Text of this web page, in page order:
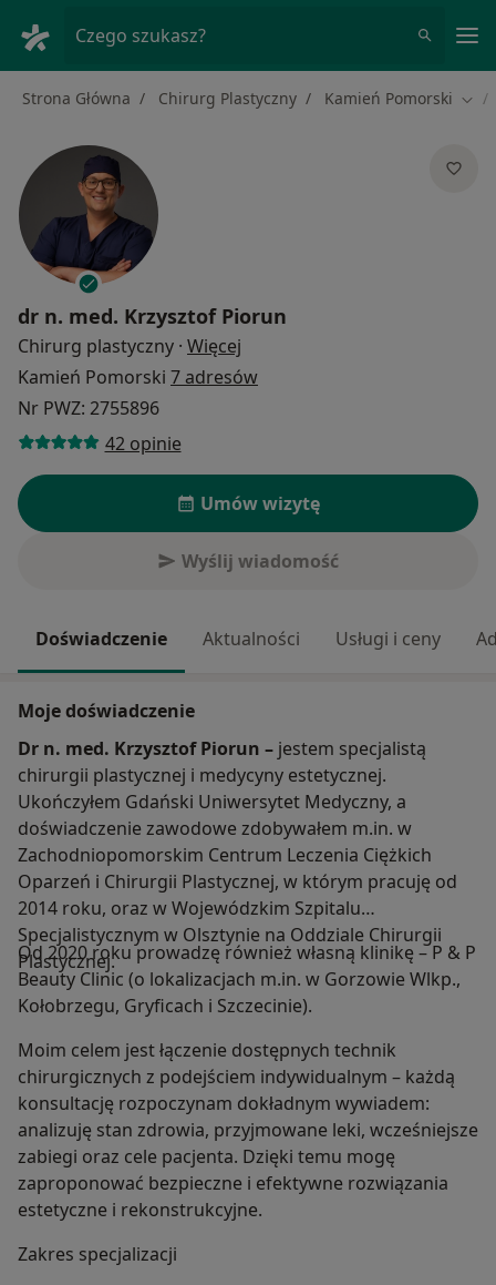
Czego szukasz?
Strona Główna Chirurg Plastyczny Kamień Pomorski
dr n. med. Krzysztof Piorun
Chirurg plastyczny · Więcej
Kamień Pomorski 7 adresów
Nr PWZ: 2755896
42 opinie
Umów wizytę
Wyślij wiadomość
Doświadczenie Aktualności Usługi i ceny
Moje doświadczenie
Dr n. med. Krzysztof Piorun – jestem specjalistą
chirurgii plastycznej i medycyny estetycznej.
Ukończyłem Gdański Uniwersytet Medyczny, a
doświadczenie zawodowe zdobywałem m.in. w
Zachodniopomorskim Centrum Leczenia Ciężkich
Oparzeń i Chirurgii Plastycznej, w którym pracuję od
2014 roku, oraz w Wojewódzkim Szpitalu
Specjalistycznym w Olsztynie na Oddziale Chirurgii
Plastycznej.
Od 2020 roku prowadzę również własną klinikę – P & P
Beauty Clinic (o lokalizacjach m.in. w Gorzowie Wlkp.,
Kołobrzegu, Gryficach i Szczecinie).
Moim celem jest łączenie dostępnych technik
chirurgicznych z podejściem indywidualnym – każdą
konsultację rozpoczynam dokładnym wywiadem:
analizuję stan zdrowia, przyjmowane leki, wcześniejsze
zabiegi oraz cele pacjenta. Dzięki temu mogę
zaproponować bezpieczne i efektywne rozwiązania
estetyczne i rekonstrukcyjne.
Zakres specjalizacji